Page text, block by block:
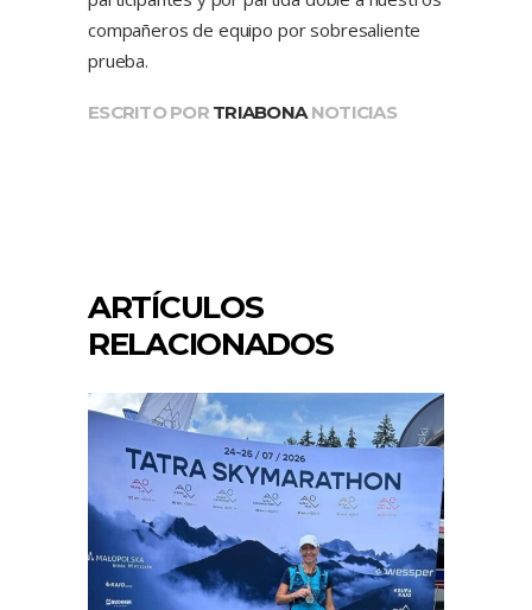
compañeros de equipo por sobresaliente
prueba.
ESCRITO POR TRIABONA NOTICIAS
ARTÍCULOS
RELACIONADOS